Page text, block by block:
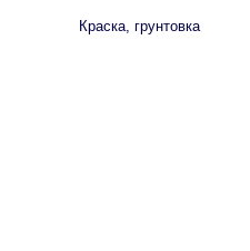
Краска, грунтовка